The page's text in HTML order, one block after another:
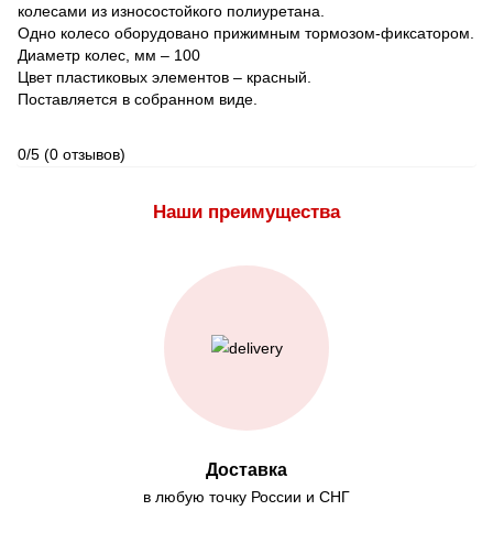
колесами из износостойкого полиуретана.
Одно колесо оборудовано прижимным тормозом-фиксатором.
Диаметр колес, мм – 100
Цвет пластиковых элементов – красный.
Поставляется в собранном виде.
0/5 (0 отзывов)
Наши преимущества
Доставка
в любую точку России и СНГ